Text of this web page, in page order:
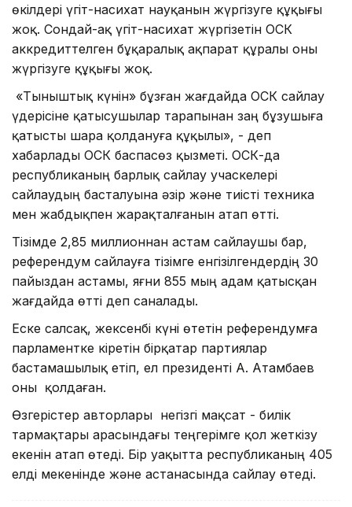
өкілдері үгіт-насихат науқанын жүргізуге құқығы
жоқ. Сондай-ақ үгіт-насихат жүргізетін ОСК
аккредиттелген бұқаралық ақпарат құралы оны
жүргізуге құқығы жоқ.
«Тыныштық күнін» бұзған жағдайда ОСК сайлау
үдерісіне қатысушылар тарапынан заң бұзушыға
қатысты шара қолдануға құқылы», - деп
хабарлады ОСК баспасөз қызметі. ОСК-да
республиканың барлық сайлау учаскелері
сайлаудың басталуына әзір және тиісті техника
мен жабдықпен жарақталғанын атап өтті.
Тізімде 2,85 миллионнан астам сайлаушы бар,
референдум сайлауға тізімге енгізілгендердің 30
пайыздан астамы, яғни 855 мың адам қатысқан
жағдайда өтті деп саналады.
Еске салсақ, жексенбі күні өтетін референдумға
парламентке кіретін бірқатар партиялар
бастамашылық етіп, ел президенті А. Атамбаев
оны қолдаған.
Өзгерістер авторлары негізгі мақсат - билік
тармақтары арасындағы теңгерімге қол жеткізу
екенін атап өтеді. Бір уақытта республиканың 405
елді мекенінде және астанасында сайлау өтеді.